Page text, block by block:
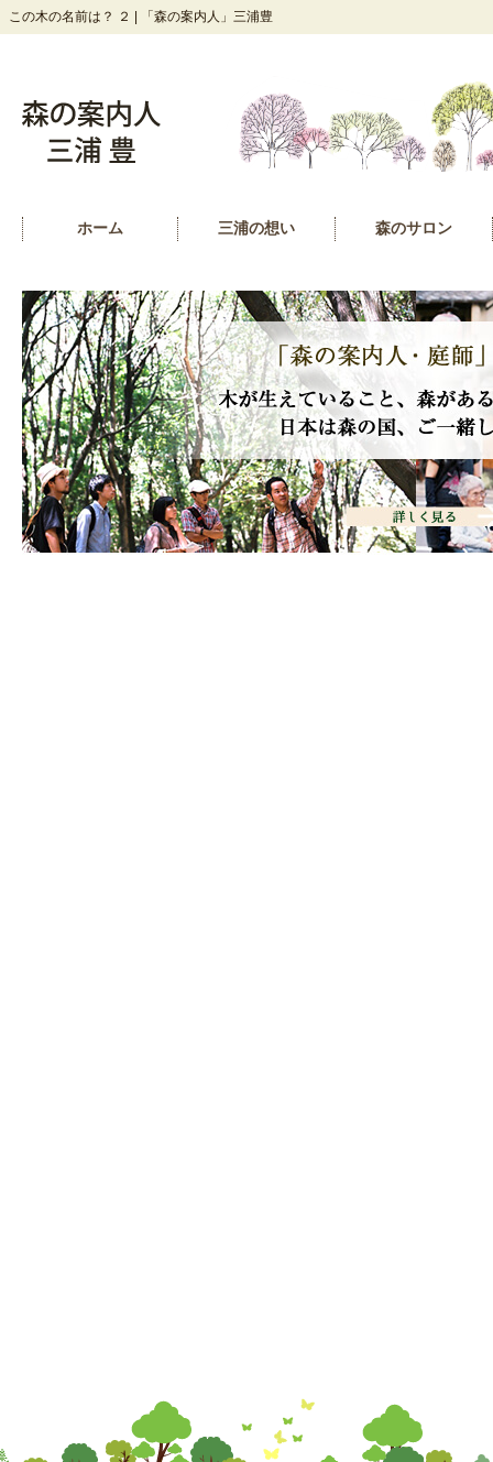
この木の名前は？ ２ | 「森の案内人」三浦豊
ホーム 三浦の想い 森のサロン